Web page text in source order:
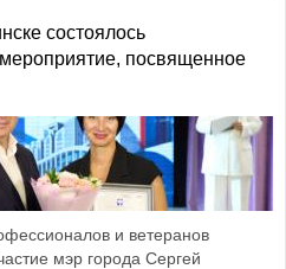
состоялось
посвященное
и ветеранов
мэр города Сергей